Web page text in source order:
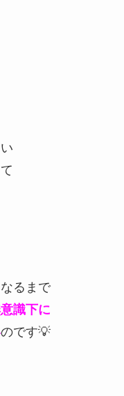
るまで
識下に
のです💡